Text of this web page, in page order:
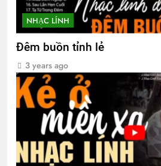
NHẠC LÍNH
Đêm buồn tỉnh lẻ
3 years ago